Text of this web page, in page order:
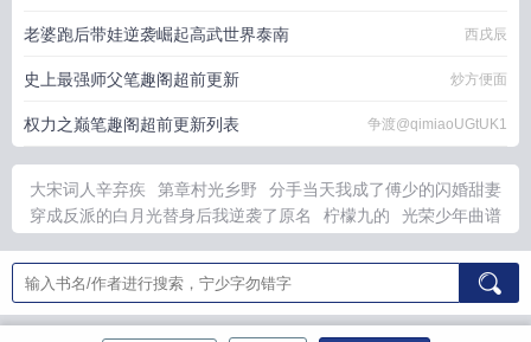
老婆跑后带娃逆袭崛起高武世界泰南 西戌辰
史上最强师父笔趣阁超前更新 炒方便面
权力之巅笔趣阁超前更新列表 争渡@qimiaoUGtUK1
大宋词人辛弃疾 第章村光乡野
分手当天我成了傅少的闪婚甜妻
穿成反派的白月光替身后我逆袭了原名
柠檬九的
光荣少年曲谱
春天 老向
大宋第一猛男辛弃疾的结局 主播女儿坠落老父名
清
釉全文免费结局
清釉全文免费阅读
百鬼出发
修仙从零开始主角秦尘最新章节
犬齿骨科在线阅读
光荣少年伴